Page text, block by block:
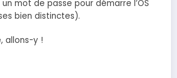
mot de passe pour démarre l’OS
bien distinctes).
allons-y !